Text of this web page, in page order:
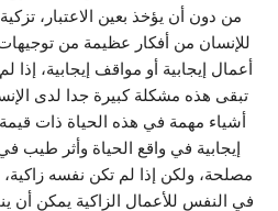
من دون أن يؤخذ بعين الاعتبار،
للإنسان من أفكار عظيمة من
أعمال إيجابية أو مواقف إيجابية،
تبقى هذه مشكلة كبيرة جدا لدى
أشياء مهمة في هذه الحياة ذات قيمة
إيجابية في واقع الحياة وأثر طيب
مصلحة، ولكن إذا لم تكن نفسه زاكية،
في النفس للأعمال الزاكية يمكن أن